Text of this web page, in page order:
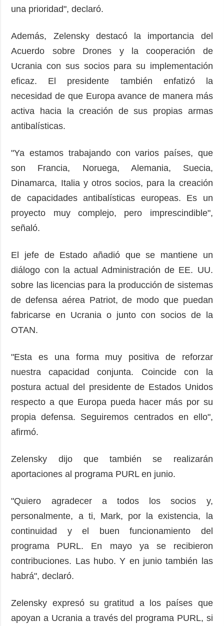
una prioridad", declaró.
Además, Zelensky destacó la importancia del
Acuerdo sobre Drones y la cooperación de
Ucrania con sus socios para su implementación
eficaz. El presidente también enfatizó la
necesidad de que Europa avance de manera más
activa hacia la creación de sus propias armas
antibalísticas.
"Ya estamos trabajando con varios países, que
son Francia, Noruega, Alemania, Suecia,
Dinamarca, Italia y otros socios, para la creación
de capacidades antibalísticas europeas. Es un
proyecto muy complejo, pero imprescindible",
señaló.
El jefe de Estado añadió que se mantiene un
diálogo con la actual Administración de EE. UU.
sobre las licencias para la producción de sistemas
de defensa aérea Patriot, de modo que puedan
fabricarse en Ucrania o junto con socios de la
OTAN.
"Esta es una forma muy positiva de reforzar
nuestra capacidad conjunta. Coincide con la
postura actual del presidente de Estados Unidos
respecto a que Europa pueda hacer más por su
propia defensa. Seguiremos centrados en ello",
afirmó.
Zelensky dijo que también se realizarán
aportaciones al programa PURL en junio.
"Quiero agradecer a todos los socios y,
personalmente, a ti, Mark, por la existencia, la
continuidad y el buen funcionamiento del
programa PURL. En mayo ya se recibieron
contribuciones. Las hubo. Y en junio también las
habrá", declaró.
Zelensky expresó su gratitud a los países que
apoyan a Ucrania a través del programa PURL, si